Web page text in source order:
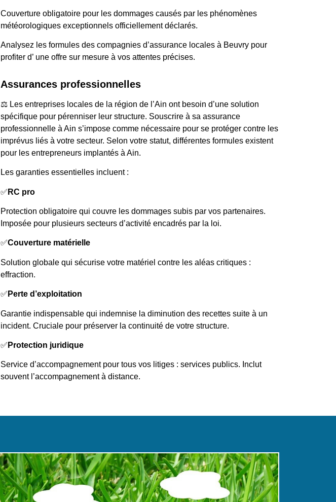
Couverture obligatoire pour les dommages causés par les phénomènes
météorologiques exceptionnels officiellement déclarés.
Analysez les formules des compagnies d’assurance locales à Beuvry pour
profiter d’ une offre sur mesure à vos attentes précises.
Assurances professionnelles
⚖️ Les entreprises locales de la région de l’Ain ont besoin d’une solution
spécifique pour pérenniser leur structure. Souscrire à sa assurance
professionnelle à Ain s’impose comme nécessaire pour se protéger contre les
imprévus liés à votre secteur. Selon votre statut, différentes formules existent
pour les entrepreneurs implantés à Ain.
Les garanties essentielles incluent :
✅ RC pro
Protection obligatoire qui couvre les dommages subis par vos partenaires.
Imposée pour plusieurs secteurs d’activité encadrés par la loi.
✅Couverture matérielle
Solution globale qui sécurise votre matériel contre les aléas critiques :
effraction.
✅ Perte d’exploitation
Garantie indispensable qui indemnise la diminution des recettes suite à un
incident. Cruciale pour préserver la continuité de votre structure.
✅ Protection juridique
Service d’accompagnement pour tous vos litiges : services publics. Inclut
souvent l’accompagnement à distance.